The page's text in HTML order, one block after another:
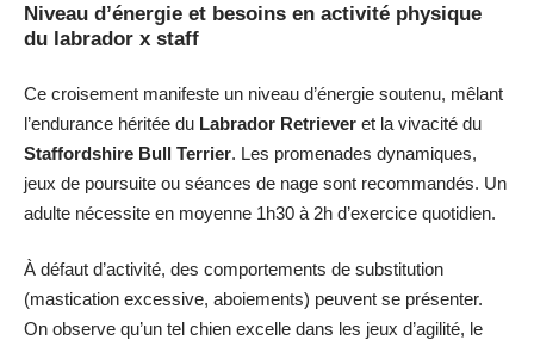
Niveau d’énergie et besoins en activité physique
du labrador x staff
Ce croisement manifeste un niveau d’énergie soutenu, mêlant
l’endurance héritée du Labrador Retriever et la vivacité du
Staffordshire Bull Terrier. Les promenades dynamiques,
jeux de poursuite ou séances de nage sont recommandés. Un
adulte nécessite en moyenne 1h30 à 2h d’exercice quotidien.
À défaut d’activité, des comportements de substitution
(mastication excessive, aboiements) peuvent se présenter.
On observe qu’un tel chien excelle dans les jeux d’agilité, le